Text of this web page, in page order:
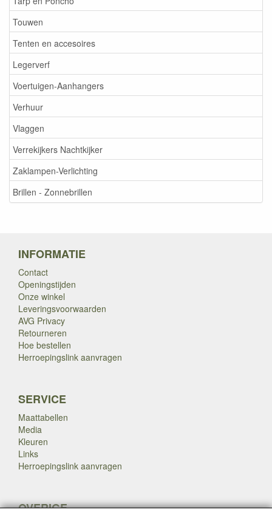
Touwen
Tenten en accesoires
Legerverf
Voertuigen-Aanhangers
Verhuur
Vlaggen
Verrekijkers Nachtkijker
Zaklampen-Verlichting
Brillen - Zonnebrillen
INFORMATIE
Contact
Openingstijden
Onze winkel
Leveringsvoorwaarden
AVG Privacy
Retourneren
Hoe bestellen
Herroepingslink aanvragen
SERVICE
Maattabellen
Media
Kleuren
Links
Herroepingslink aanvragen
OVERIGE